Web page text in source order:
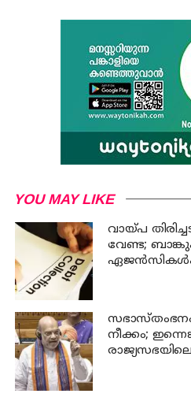
YOU MAY LIKE
വായ്പ
വേണ്ട;
നീക്കം;